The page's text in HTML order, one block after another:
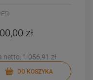
zł
netto: 1 056,91 zł
DO KOSZYKA